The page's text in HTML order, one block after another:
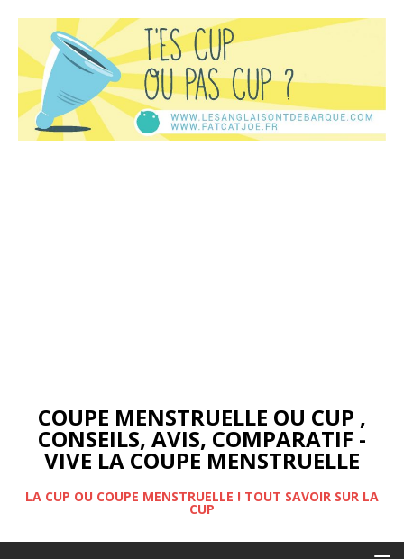
COUPE MENSTRUELLE OU CUP ,
CONSEILS, AVIS, COMPARATIF -
VIVE LA COUPE MENSTRUELLE
LA CUP OU COUPE MENSTRUELLE ! TOUT SAVOIR SUR LA
CUP